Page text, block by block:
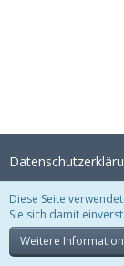
Stil:
Diese Seite
Sie sich damit
Weitere